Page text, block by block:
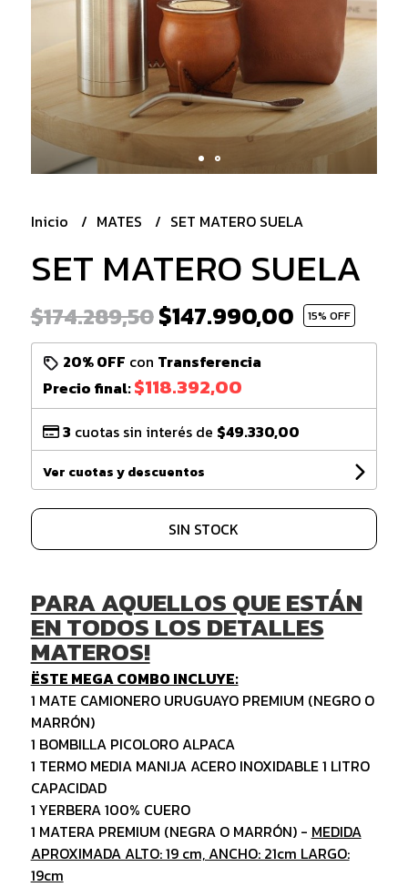
Inicio MATES SET MATERO SUELA
SET MATERO SUELA
$174.289,50$147.990,00 15% OFF
20% OFF con Transferencia
Precio final:$118.392,00
3 cuotas sin interés de $49.330,00
Ver cuotas y descuentos
SIN STOCK
PARA AQUELLOS QUE ESTÁN
EN TODOS LOS DETALLES
MATEROS!
ËSTE MEGA COMBO INCLUYE:
1 MATE CAMIONERO URUGUAYO PREMIUM (NEGRO O
MARRÓN)
1 BOMBILLA PICOLORO ALPACA
1 TERMO MEDIA MANIJA ACERO INOXIDABLE 1 LITRO
CAPACIDAD
1 YERBERA 100% CUERO
1 MATERA PREMIUM (NEGRA O MARRÓN) - MEDIDA
APROXIMADA ALTO: 19 cm, ANCHO: 21cm LARGO:
19cm